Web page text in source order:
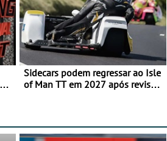
Sidecars podem regressar ao Isle
of Man TT em 2027 após revisão